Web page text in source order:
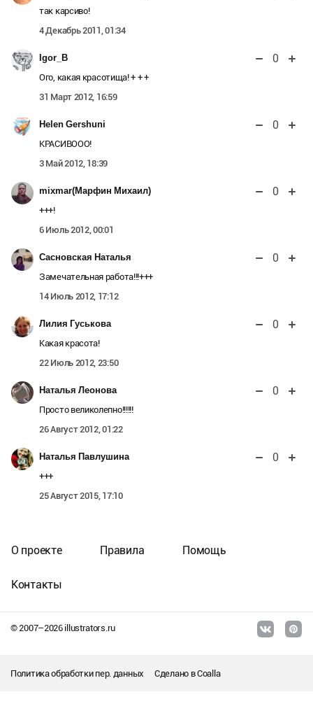
так карсиво!
4 Декабрь 2011, 01:34
Igor_B 0
Ого, какая красотища! + + +
31 Март 2012, 16:59
Helen Gershuni 0
КРАСИВООО!
3 Май 2012, 18:39
mixmar(Марфин Михаил) 0
+++!
6 Июль 2012, 00:01
Сасновская Наталья 0
Замечательная работа!!!+++
14 Июль 2012, 17:12
Лилия Гуськова 0
Какая красота!
22 Июль 2012, 23:50
Наталья Леонова 0
Просто великолепно!!!!!!
26 Август 2012, 01:22
Наталья Павлушина 0
+++
25 Август 2015, 17:10
© 2007–2026illustrators.ru
О проекте Правила Помощь
Контакты
Политика обработки пер. данных Сделано вCoalla